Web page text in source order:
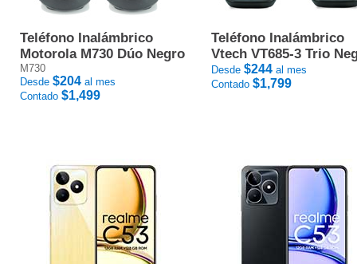
Teléfono Inalámbrico
Motorola M730 Dúo Negro
M730
Desde $204 al mes
Contado $1,499
Teléfono Inalámbrico
Vtech VT685-3 Trio
Desde $244 al mes
Contado $1,799